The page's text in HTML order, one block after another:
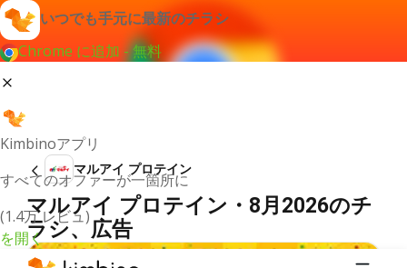
いつでも手元に最新のチラシ
Chrome に追加 - 無料
Kimbinoアプリ
すべてのオファーが一箇所に
(1.4万 レビュ)
を開く
マルアイ プロテイン
マルアイ プロテイン・8月2026のチ
ラシ、広告